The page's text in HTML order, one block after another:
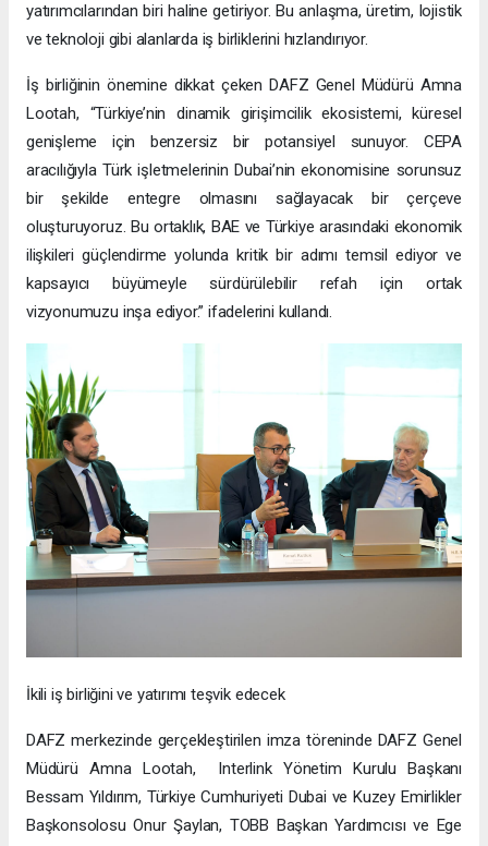
yatırımcılarından biri haline getiriyor. Bu anlaşma, üretim, lojistik
ve teknoloji gibi alanlarda iş birliklerini hızlandırıyor.
İş birliğinin önemine dikkat çeken DAFZ Genel Müdürü Amna
Lootah, “Türkiye’nin dinamik girişimcilik ekosistemi, küresel
genişleme için benzersiz bir potansiyel sunuyor. CEPA
aracılığıyla Türk işletmelerinin Dubai’nin ekonomisine sorunsuz
bir şekilde entegre olmasını sağlayacak bir çerçeve
oluşturuyoruz. Bu ortaklık, BAE ve Türkiye arasındaki ekonomik
ilişkileri güçlendirme yolunda kritik bir adımı temsil ediyor ve
kapsayıcı büyümeyle sürdürülebilir refah için ortak
vizyonumuzu inşa ediyor.” ifadelerini kullandı.
İkili iş birliğini ve yatırımı teşvik edecek
DAFZ merkezinde gerçekleştirilen imza töreninde DAFZ Genel
Müdürü Amna Lootah, Interlink Yönetim Kurulu Başkanı
Bessam Yıldırım, Türkiye Cumhuriyeti Dubai ve Kuzey Emirlikler
Başkonsolosu Onur Şaylan, TOBB Başkan Yardımcısı ve Ege